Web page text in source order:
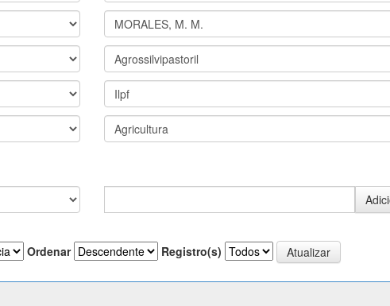
Ordenar Registro(s)